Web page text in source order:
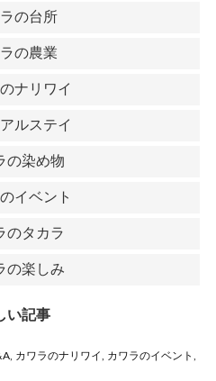
の台所
の農業
ナリワイ
ルステイ
の染め物
イベント
のタカラ
の楽しみ
い記事
, カワラのナリワイ カワラのイベント